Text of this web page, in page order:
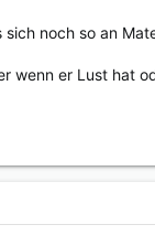
noch so an
wenn er Lust hat